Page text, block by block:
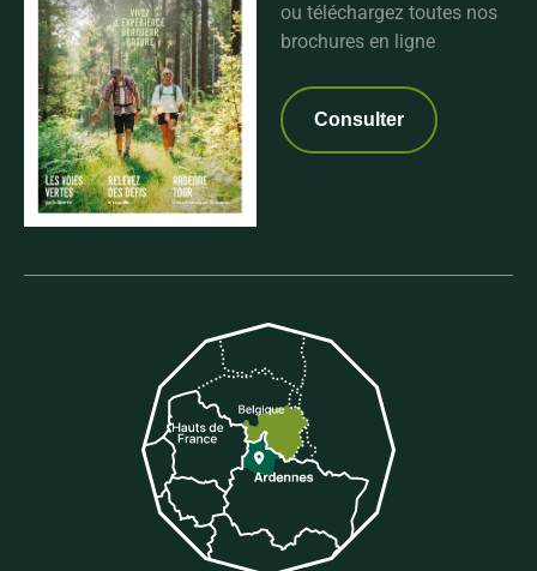
ou téléchargez toutes nos
brochures en ligne
Consulter